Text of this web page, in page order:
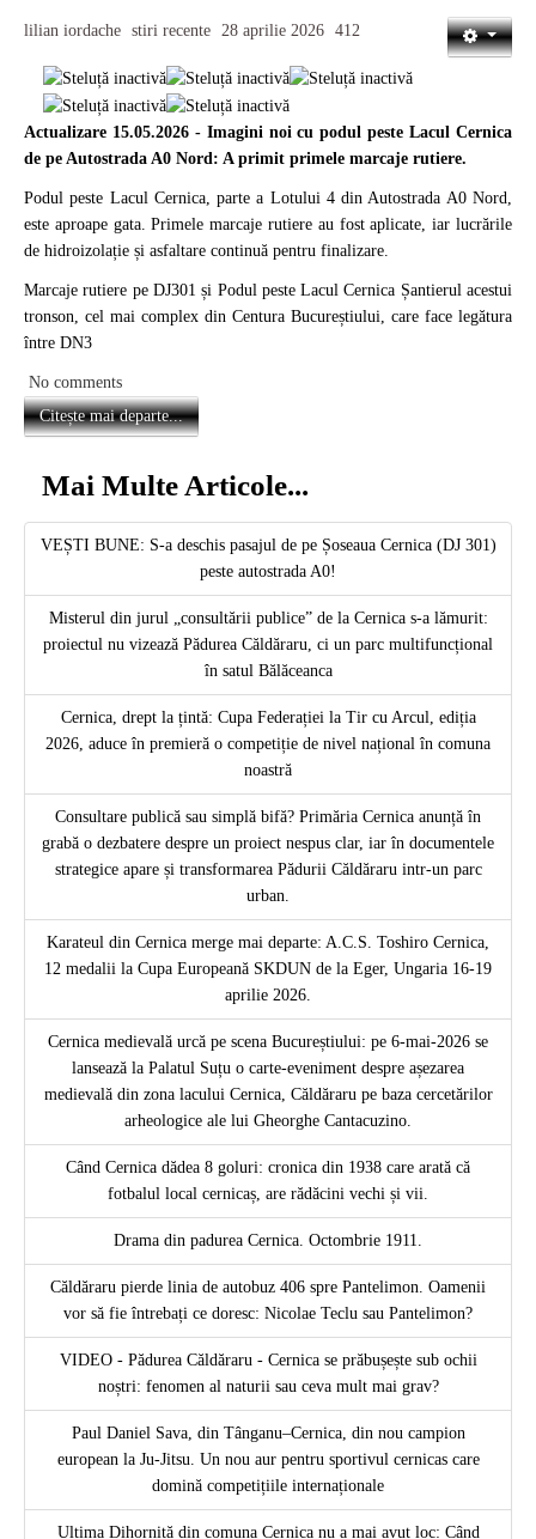
lilian iordache stiri recente 28 aprilie 2026 412
Actualizare 15.05.2026 - Imagini noi cu podul peste Lacul Cernica
de pe Autostrada A0 Nord: A primit primele marcaje rutiere.
Podul peste Lacul Cernica, parte a Lotului 4 din Autostrada A0 Nord,
este aproape gata. Primele marcaje rutiere au fost aplicate, iar lucrările
de hidroizolație și asfaltare continuă pentru finalizare.
Marcaje rutiere pe DJ301 și Podul peste Lacul Cernica Șantierul acestui
tronson, cel mai complex din Centura Bucureștiului, care face legătura
între DN3
No comments
Citește mai departe...
Mai Multe Articole...
VEȘTI BUNE: S-a deschis pasajul de pe Șoseaua Cernica (DJ 301)
peste autostrada A0!
Misterul din jurul „consultării publice” de la Cernica s-a lămurit:
proiectul nu vizează Pădurea Căldăraru, ci un parc multifuncțional
în satul Bălăceanca
Cernica, drept la țintă: Cupa Federației la Tir cu Arcul, ediția
2026, aduce în premieră o competiție de nivel național în comuna
noastră
Consultare publică sau simplă bifă? Primăria Cernica anunță în
grabă o dezbatere despre un proiect nespus clar, iar în documentele
strategice apare și transformarea Pădurii Căldăraru intr-un parc
urban.
Karateul din Cernica merge mai departe: A.C.S. Toshiro Cernica,
12 medalii la Cupa Europeană SKDUN de la Eger, Ungaria 16-19
aprilie 2026.
Cernica medievală urcă pe scena Bucureștiului: pe 6-mai-2026 se
lansează la Palatul Suțu o carte-eveniment despre așezarea
medievală din zona lacului Cernica, Căldăraru pe baza cercetărilor
arheologice ale lui Gheorghe Cantacuzino.
Când Cernica dădea 8 goluri: cronica din 1938 care arată că
fotbalul local cernicaș, are rădăcini vechi și vii.
Drama din padurea Cernica. Octombrie 1911.
Căldăraru pierde linia de autobuz 406 spre Pantelimon. Oamenii
vor să fie întrebați ce doresc: Nicolae Teclu sau Pantelimon?
VIDEO - Pădurea Căldăraru - Cernica se prăbușește sub ochii
noștri: fenomen al naturii sau ceva mult mai grav?
Paul Daniel Sava, din Tânganu–Cernica, din nou campion
european la Ju-Jitsu. Un nou aur pentru sportivul cernicas care
domină competițiile internaționale
Ultima Dihorniță din comuna Cernica nu a mai avut loc: Când